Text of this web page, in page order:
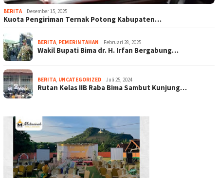
BERITA Desember 15, 2025
Kuota Pengiriman Ternak Potong Kabupaten…
BERITA, PEMERINTAHAN Februari 28, 2025
Wakil Bupati Bima dr. H. Irfan Bergabung…
BERITA, UNCATEGORIZED Juli 25, 2024
Rutan Kelas IIB Raba Bima Sambut Kunjung…